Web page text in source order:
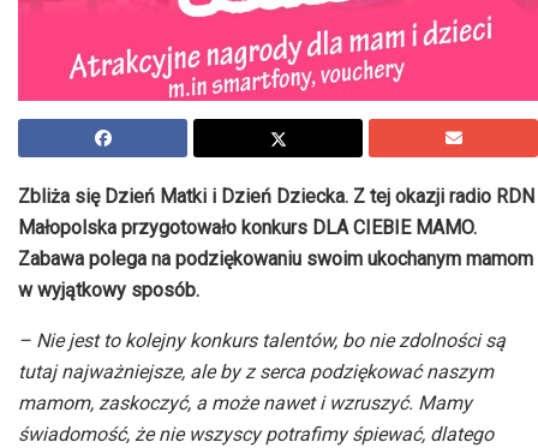
Zbliża się Dzień Matki i Dzień Dziecka. Z tej okazji radio RDN
Małopolska przygotowało konkurs DLA CIEBIE MAMO.
Zabawa polega na podziękowaniu swoim ukochanym mamom
w wyjątkowy sposób.
– Nie jest to kolejny konkurs talentów, bo nie zdolności są
tutaj najważniejsze, ale by z serca podziękować naszym
mamom, zaskoczyć, a może nawet i wzruszyć. Mamy
świadomość, że nie wszyscy potrafimy śpiewać, dlatego